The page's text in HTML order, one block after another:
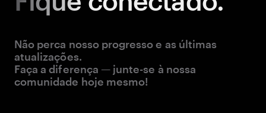
Não perca nosso progresso e as últimas
atualizações.
Faça a diferença — junte-se à nossa
comunidade hoje mesmo!